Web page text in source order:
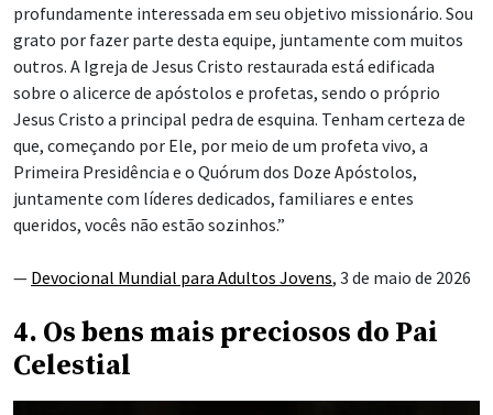
profundamente interessada em seu objetivo missionário. Sou
grato por fazer parte desta equipe, juntamente com muitos
outros. A Igreja de Jesus Cristo restaurada está edificada
sobre o alicerce de apóstolos e profetas, sendo o próprio
Jesus Cristo a principal pedra de esquina. Tenham certeza de
que, começando por Ele, por meio de um profeta vivo, a
Primeira Presidência e o Quórum dos Doze Apóstolos,
juntamente com líderes dedicados, familiares e entes
queridos, vocês não estão sozinhos.”
— Devocional Mundial para Adultos Jovens, 3 de maio de 2026
4. Os bens mais preciosos do Pai
Celestial